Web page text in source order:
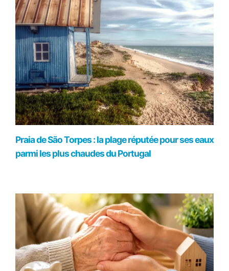
Praia de São Torpes : la plage réputée pour ses eaux
parmi les plus chaudes du Portugal